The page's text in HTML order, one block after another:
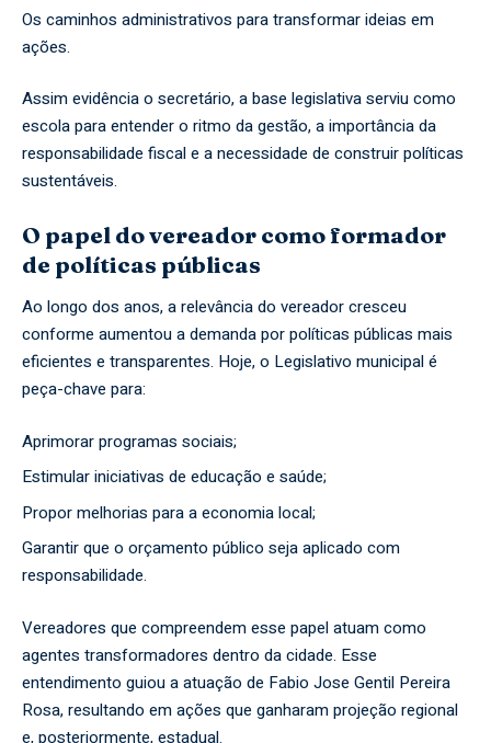
Os caminhos administrativos para transformar ideias em
ações.
Assim evidência o secretário, a base legislativa serviu como
escola para entender o ritmo da gestão, a importância da
responsabilidade fiscal e a necessidade de construir políticas
sustentáveis.
O papel do vereador como formador
de políticas públicas
Ao longo dos anos, a relevância do vereador cresceu
conforme aumentou a demanda por políticas públicas mais
eficientes e transparentes. Hoje, o Legislativo municipal é
peça-chave para:
Aprimorar programas sociais;
Estimular iniciativas de educação e saúde;
Propor melhorias para a economia local;
Garantir que o orçamento público seja aplicado com
responsabilidade.
Vereadores que compreendem esse papel atuam como
agentes transformadores dentro da cidade. Esse
entendimento guiou a atuação de Fabio Jose Gentil Pereira
Rosa, resultando em ações que ganharam projeção regional
e, posteriormente, estadual.